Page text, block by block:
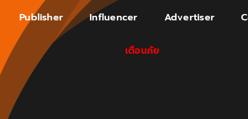
Publisher Influencer Advertiser
เตือนภัย